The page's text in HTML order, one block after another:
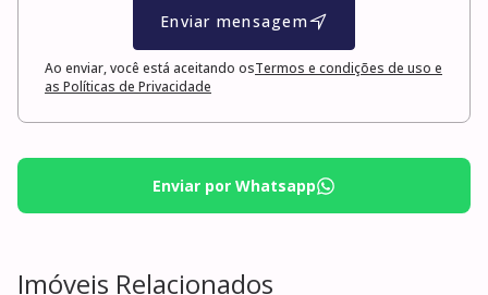
Enviar mensagem
Ao enviar, você está aceitando osTermos e condições de uso e
as Políticas de Privacidade
Enviar por Whatsapp
Imóveis Relacionados